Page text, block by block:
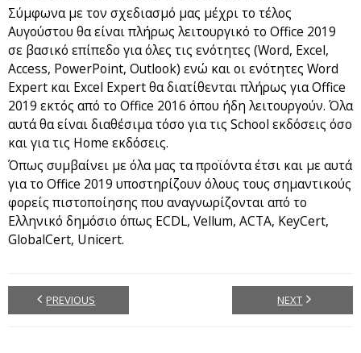
Σύμφωνα με τον σχεδιασμό μας μέχρι το τέλος
Αυγούστου θα είναι πλήρως λειτουργικό το Office 2019
σε βασικό επίπεδο για όλες τις ενότητες (Word, Excel,
Access, PowerPoint, Outlook) ενώ και οι ενότητες Word
Expert και Excel Expert θα διατίθενται πλήρως για Office
2019 εκτός από το Office 2016 όπου ήδη λειτουργούν. Όλα
αυτά θα είναι διαθέσιμα τόσο για τις School εκδόσεις όσο
και για τις Home εκδόσεις.
Όπως συμβαίνει με όλα μας τα προϊόντα έτσι και με αυτά
για το Office 2019 υποστηρίζουν όλους τους σημαντικούς
φορείς πιστοποίησης που αναγνωρίζονται από το
Ελληνικό δημόσιο όπως ECDL, Vellum, ACTA, KeyCert,
GlobalCert, Unicert.
PREVIOUS NEXT